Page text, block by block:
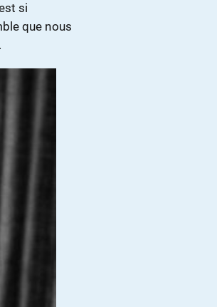
si
que nous